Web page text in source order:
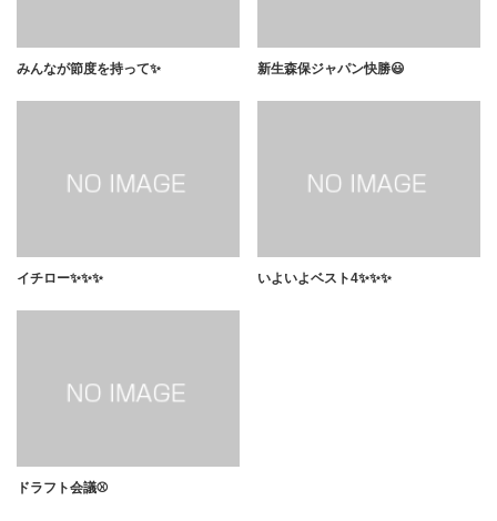
みんなが節度を持って✨ 新生森保ジャパン快勝😃
イチロー✨✨✨ いよいよベスト4✨✨✨
ドラフト会議⚾️